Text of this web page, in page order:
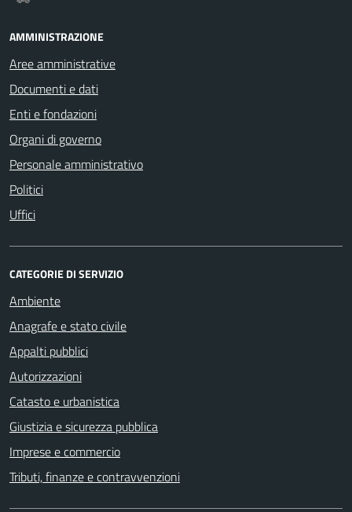
AMMINISTRAZIONE
Aree amministrative
Documenti e dati
Enti e fondazioni
Organi di governo
Personale amministrativo
Politici
Uffici
CATEGORIE DI SERVIZIO
Ambiente
Anagrafe e stato civile
Appalti pubblici
Autorizzazioni
Catasto e urbanistica
Giustizia e sicurezza pubblica
Imprese e commercio
Tributi, finanze e contravvenzioni